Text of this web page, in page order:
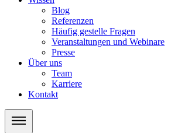
Blog
Referenzen
Häufig gestelle Fragen
Veranstaltungen und Webinare
Presse
Über uns
Team
Karriere
Kontakt